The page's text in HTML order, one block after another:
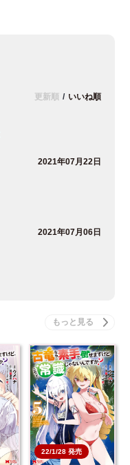
更新順 / いいね順
2021年07月22日
2021年07月06日
22/1/28 発売